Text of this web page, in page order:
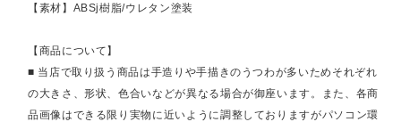
【素材】ABSj樹脂/ウレタン塗装
【商品について】
■ 当店で取り扱う商品は手造りや手描きのうつわが多いためそれぞれ
の大きさ、形状、色合いなどが異なる場合が御座います。また、各商
品画像はできる限り実物に近いように調整しておりますがパソコン環